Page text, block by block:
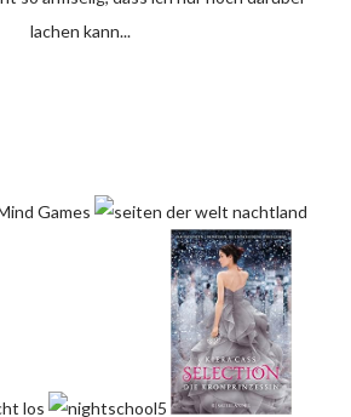
lachen kann...